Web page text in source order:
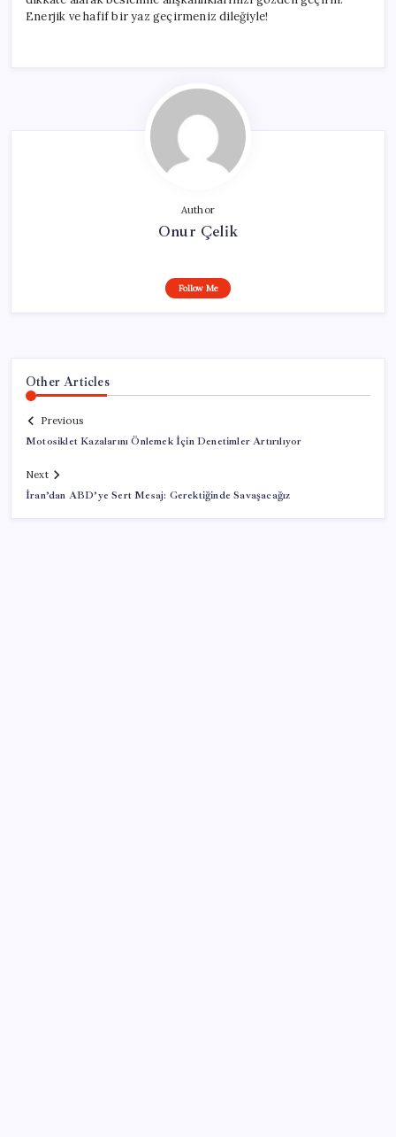
Enerjik ve hafif bir yaz geçirmeniz dileğiyle!
Author
Onur Çelik
Follow Me
Other Articles
Previous
Motosiklet Kazalarını Önlemek İçin Denetimler Artırılıyor
Next
İran’dan ABD’ye Sert Mesaj: Gerektiğinde Savaşacağız